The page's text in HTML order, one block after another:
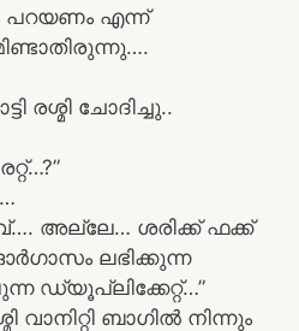
പറയണം എന്ന്
രശ്മി ചോദിച്ചു..
അല്ലേ… ശരിക്ക് ഫക്ക്
ലഭിക്കുന്ന
ഡ്യൂപ്ലിക്കേറ്റ്…”
ബാഗിൽ നിന്നും